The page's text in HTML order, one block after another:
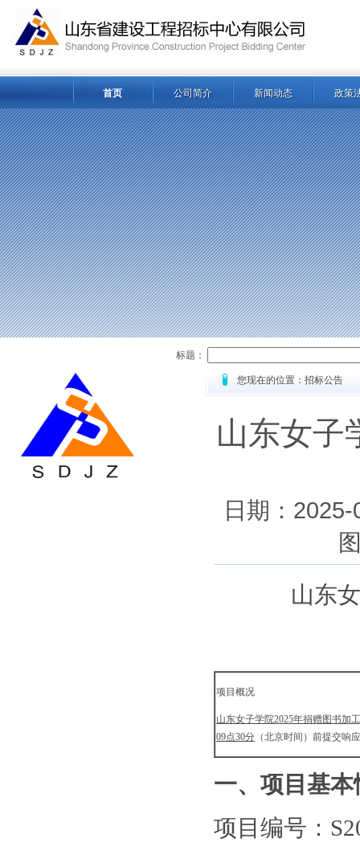
首页 公司简介 新闻动态 政策
标题：
您现在的位置：招标公告
山东女子
日期：
山东
项目概况
山东女子学院2025年捐赠图书加
09点30分 （北京时间）前提交响
一、项目基本
项目编号：